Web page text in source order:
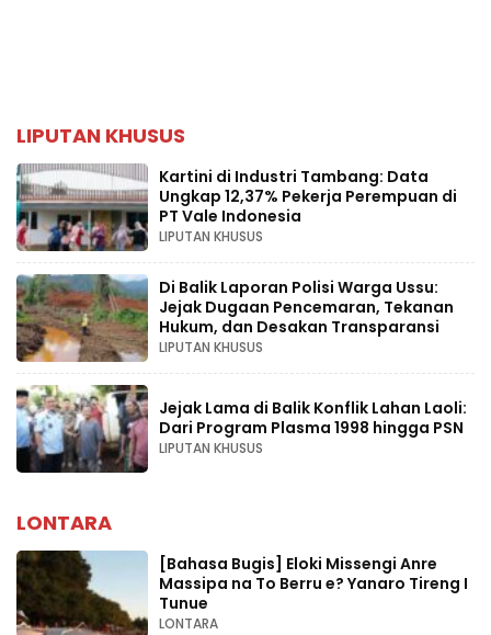
LIPUTAN KHUSUS
Kartini di Industri Tambang: Data
Ungkap 12,37% Pekerja Perempuan di
PT Vale Indonesia
LIPUTAN KHUSUS
Di Balik Laporan Polisi Warga Ussu:
Jejak Dugaan Pencemaran, Tekanan
Hukum, dan Desakan Transparansi
LIPUTAN KHUSUS
Jejak Lama di Balik Konflik Lahan Laoli:
Dari Program Plasma 1998 hingga PSN
LIPUTAN KHUSUS
LONTARA
[Bahasa Bugis] ‎Eloki Missengi Anre
Massipa na To Berru e? Yanaro Tireng I
Tunue
LONTARA